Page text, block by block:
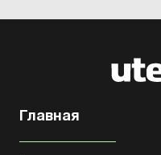
Главная